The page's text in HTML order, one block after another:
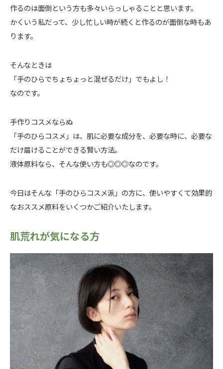
作るのは面倒という方も多々いらっしゃることと思います。
かくいう私だって、少し忙しい時が続くと作るのが面倒な時もあ
ります。
そんなときは
「手のひらでちょちょっと混ぜるだけ」でもよし！
なのです。
手作りコスメならぬ
「手のひらコスメ」は、肌に必要な成分を、必要な時に、必要な
だけ届けることができる賢い方法。
液体原料なら、そんな使い方も◎◎◎なのです。
今日はそんな「手のひらコスメ派」の方に、使いやすくて効果的
なおススメ原料をいくつかご紹介いたします。
肌荒れが気になる方